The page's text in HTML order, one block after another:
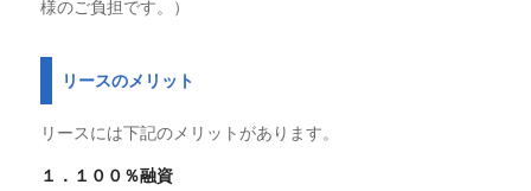
様のご負担です。）
リースのメリット
リースには下記のメリットがあります。
１．１００％融資